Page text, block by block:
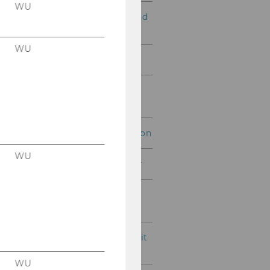
Exercise No. 5: Material and
Exercise No. 8: Organisation
Exercise No. 9: Webtrainer
Exercise No. 11: Credit Limit
Check (Simplified)
WU
WU
WU
WU